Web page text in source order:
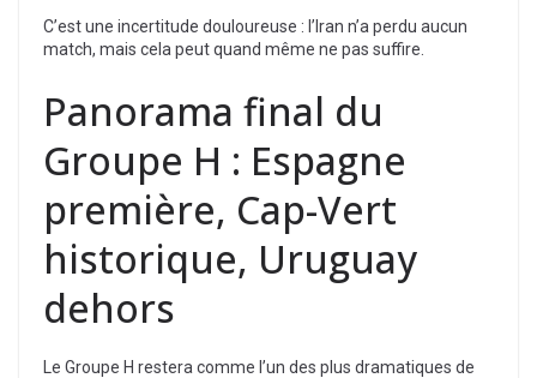
C’est une incertitude douloureuse : l’Iran n’a perdu aucun
match, mais cela peut quand même ne pas suffire.
Panorama final du
Groupe H : Espagne
première, Cap-Vert
historique, Uruguay
dehors
Le Groupe H restera comme l’un des plus dramatiques de